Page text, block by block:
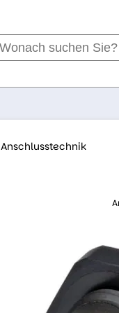
Anschlusstechnik